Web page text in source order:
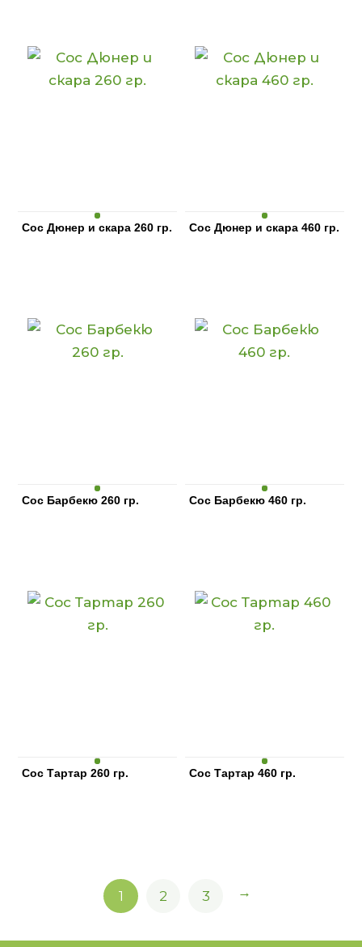
Сос Дюнер и скара 260 гр. Сос Дюнер и скара 460 гр.
Сос Барбекю 260 гр. Сос Барбекю 460 гр.
Сос Тартар 260 гр. Сос Тартар 460 гр.
1 2 3 →